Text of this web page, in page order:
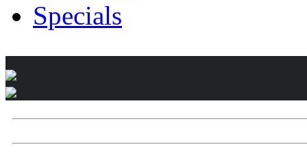
Specials